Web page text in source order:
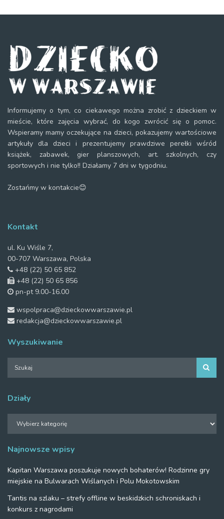
Informujemy o tym, co ciekawego można zrobić z dzieckiem w
mieście, które zajęcia wybrać, do kogo zwrócić się o pomoc.
Wspieramy mamy oczekujące na dzieci, pokazujemy wartościowe
artykuły dla dzieci i prezentujemy prawdziwe perełki wśród
książek, zabawek, gier planszowych, art. szkolnych, czy
sportowych i nie tylko!! Działamy 7 dni w tygodniu.
Zostańmy w kontakcie😊
Kontakt
ul. Ku Wiśle 7,
00-707 Warszawa, Polska
+48 (22) 50 65 852
+48 (22) 50 65 856
pn-pt 9.00-16.00
wspolpraca@dzieckowwarszawie.pl
redakcja@dzieckowwarszawie.pl
Wyszukiwanie
Działy
Najnowsze wpisy
Kapitan Warszawa poszukuje nowych bohaterów! Rodzinne gry
miejskie na Bulwarach Wiślanych i Polu Mokotowskim
Tantis na szlaku – strefy offline w beskidzkich schroniskach i
konkurs z nagrodami